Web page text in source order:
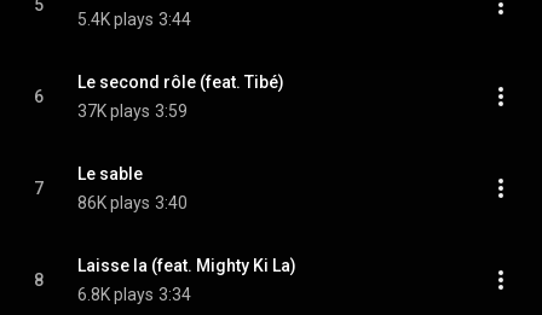
5
5.4K plays 3:44
6
Le second rôle (feat. Tibé)
37K plays 3:59
7
Le sable
86K plays 3:40
8
Laisse la (feat. Mighty Ki La)
6.8K plays 3:34